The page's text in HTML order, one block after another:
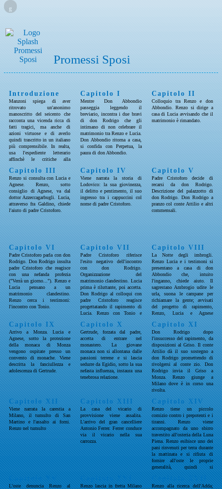
g
Promessi Sposi
Introduzione
Manzoni spiega di aver
ritrovato un'anonimo
manoscritto del seicento che
racconta una vicenda ricca di
fatti tragici, ma anche di
azioni virtuose e di averlo
quindi trascritto in un italiano
più comprensibile. In realta,
usa l'espediente letterario
affinchè le critiche alla
attribuite ad altri.
Capitolo I
Mentre Don Abbondio
passeggia leggendo il
breviario, incontra i due bravi
di don Rodrigo che gli
intimano di non celebrare il
matrimonio tra Renzo e Lucia.
Don Abbondio ritorna a casa,
si confida con Perpetua, la
paura di don Abbondio.
Capitolo II
Colloquio tra Renzo e don
Abbondio. Renzo si dirige a
casa di Lucia avvisando che il
matrimonio è rimandato.
Capitolo III
Renzo si consulta con Lucia e
Agnese. Renzo, sotto
consiglio di Agnese, va dal
dottor Azzeccagarbugli. Lucia,
attraverso fra Galdino, chiede
l'aiuto di padre Cristoforo.
Capitolo IV
Viene narrata la storia di
Lodovico: la sua giovinezza,
il delitto e pentimento, il suo
ingresso tra i cappuccini col
nome di padre Cristoforo.
Capitolo V
Padre Cristoforo decide di
recarsi da don Rodrigo.
Descrizione del palazzotto di
don Rodrigo. Don Rodrigo a
pranzo col conte Attilio e altri
commensali.
Capitolo VI
Padre Cristoforo parla con don
Rodrigo. Don Rodrigo insulta
padre Cristoforo che reagisce
con una nefanda profezia
("Verrà un giorno..."). Renzo e
Lucia pensano a un
matrimonio clandestino.
Renzo cerca i testimoni:
l'incontro con Tonio.
Capitolo VII
Padre Cristoforo riferisce
l'esito negativo dell'incontro
con don Rodrigo.
Organizzazione del
matrimonio clandestino. Lucia
prima è riluttante, poi accetta.
Don Rodrigo al colloqui con
padre Cristoforo reagisce
progettatando il rapimento di
Lucia. Renzo con Tonio e
Gervaso all'osteria.
Capitolo VIII
La Notte degli imbrogli.
Renzo Lucia e i testimoni si
presentano a casa di don
Abbondio che, intuito
l'inganno, chiede aiuto. Il
sagrestano Ambrogio udite le
urla, suona le campane per
richiamare la gente; avvisati
del progetto di rapimento,
Renzo, Lucia e Agnese
fuggono. L'addio di Lucia ai
monti.
Capitolo IX
Arrivo a Monza. Lucia e
Agnese, sotto la protezione
della monaca di Monza
vengono ospitate presso un
convento di monache. Viene
descritta la fanciullezza e
adolescenza di Gertrude.
Capitolo X
Gertrude, forzata dal padre,
accetta di entrare nel
monastero. La giovane
monaca non si allontana dalle
passioni terrene e si lascia
sedurre da Egidio, sotto la sua
nefasta influenza, instaura una
tenebrosa relazione.
Capitolo XI
Don Rodrigo dopo
l'insuccesso del rapimento, da
disposizioni al Griso. Il conte
Attilio dà il suo sostegno a
don Rodrigo promettendo di
rivolgersi al conte zio. Don
Rodrigo invia il Griso a
Monza. Renzo giunge a
Milano dove è in corso una
rivolta.
Capitolo XII
Viene narrata la carestia a
Milano, il tumulto di San
Martino e l'assalto ai forni.
Renzo nel tumulto
Capitolo XIII
La casa del vicario di
provvisione viene assalita.
L'arrivo del gran cancelliere
Antonio Ferrer. Ferrer conduce
via il vicario nella sua
carrozza.
Capitolo XIV
Renzo tiene un piccolo
comizio contro i prepotenti e i
tiranni. Renzo viene
accompagnato da uno sbirro
travestito all'osteria della Luna
Piena. Renzo esibisce uno dei
pani rinvenuti per terra durante
la mattinata e si rifiuta di
fornire all'oste le proprie
generalità, quindi si
addormenta ubriaco.
Capitolo XV
L'oste denuncia Renzo al
Capitolo XVI
Renzo lascia in fretta Milano
Capitolo XVII
Renzo alla ricerca dell'Adda;